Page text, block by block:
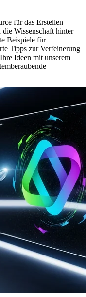
für das Erstellen
Wissenschaft hinter
Beispiele für
Tipps zur Verfeinerung
Ideen mit unserem